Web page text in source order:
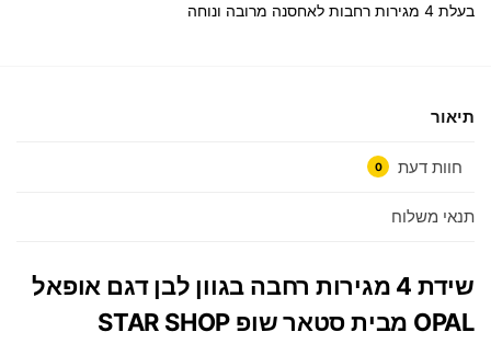
בעלת 4 מגירות רחבות לאחסנה מרובה ונוחה
תיאור
חוות דעת 0
תנאי משלוח
שידת 4 מגירות רחבה בגוון לבן דגם אופאל
OPAL מבית סטאר שופ STAR SHOP